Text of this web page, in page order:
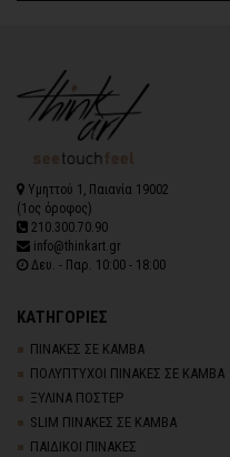
Υμηττού 1, Παιανία 19002
(1ος όροφος)
210.300.70.90
info@thinkart.gr
Δευ. - Παρ. 10:00 - 18:00
ΚΑΤΗΓΟΡΙΕΣ
ΠΙΝΑΚΕΣ ΣΕ ΚΑΜΒΑ
ΠΟΛΥΠΤΥΧΟΙ ΠΙΝΑΚΕΣ ΣΕ ΚΑΜΒΑ
ΞΥΛΙΝΑ ΠΟΣΤΕΡ
SLIM ΠΙΝΑΚΕΣ ΣΕ ΚΑΜΒΑ
ΠΑΙΔΙΚΟΙ ΠΙΝΑΚΕΣ